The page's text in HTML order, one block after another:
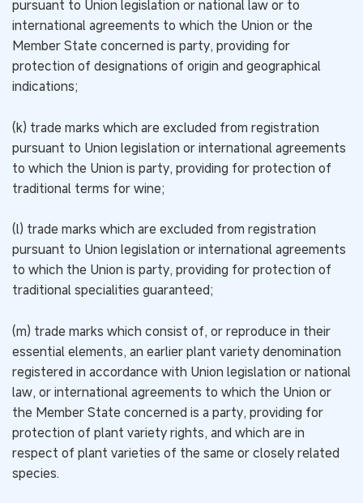
pursuant to Union legislation or national law or to
international agreements to which the Union or the
Member State concerned is party, providing for
protection of designations of origin and geographical
indications;
(k) trade marks which are excluded from registration
pursuant to Union legislation or international agreements
to which the Union is party, providing for protection of
traditional terms for wine;
(l) trade marks which are excluded from registration
pursuant to Union legislation or international agreements
to which the Union is party, providing for protection of
traditional specialities guaranteed;
(m) trade marks which consist of, or reproduce in their
essential elements, an earlier plant variety denomination
registered in accordance with Union legislation or national
law, or international agreements to which the Union or
the Member State concerned is a party, providing for
protection of plant variety rights, and which are in
respect of plant varieties of the same or closely related
species.